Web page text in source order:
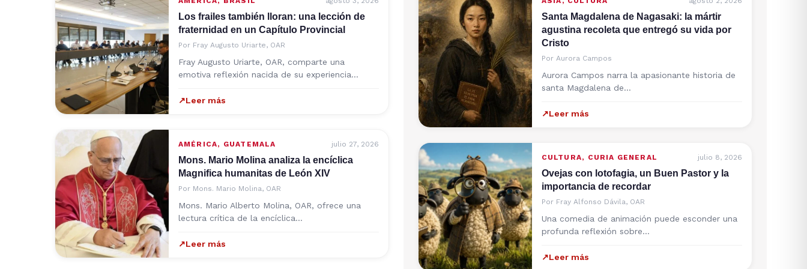
Los frailes también lloran: una lección de
fraternidad en un Capítulo Provincial
Por Fray Augusto Uriarte, OAR
Fray Augusto Uriarte, OAR, comparte una
emotiva reflexión nacida de su experiencia…
↗Leer más
AMÉRICA, GUATEMALA julio 27, 2026
Mons. Mario Molina analiza la encíclica
Magnifica humanitas de León XIV
Por Mons. Mario Molina, OAR
Mons. Mario Alberto Molina, OAR, ofrece una
lectura crítica de la encíclica…
↗Leer más
Santa Magdalena de Nagasaki: la mártir
agustina recoleta que entregó su vida por
Cristo
Por Aurora Campos
Aurora Campos narra la apasionante historia de
santa Magdalena de…
↗Leer más
CULTURA, CURIA GENERAL julio 8, 2026
Ovejas con lotofagia, un Buen Pastor y la
importancia de recordar
Por Fray Alfonso Dávila, OAR
Una comedia de animación puede esconder una
profunda reflexión sobre…
↗Leer más